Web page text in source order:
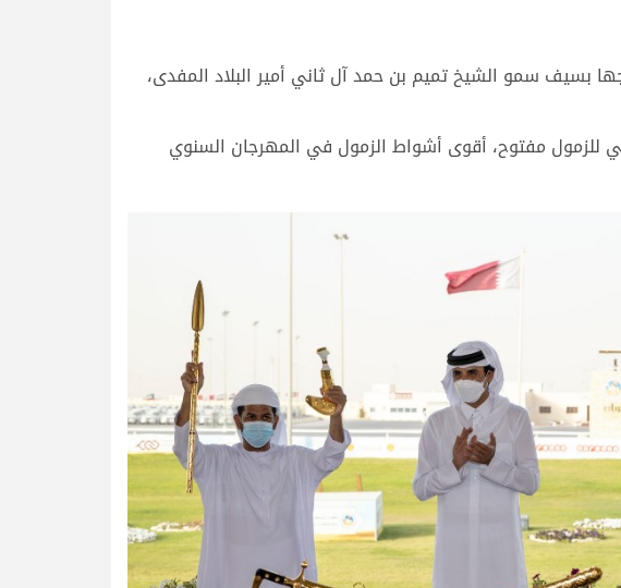
بسيف سمو الشيخ تميم بن حمد آل ثاني أمير البلاد المفدى،
للزمول مفتوح، أقوى أشواط الزمول في المهرجان السنوي